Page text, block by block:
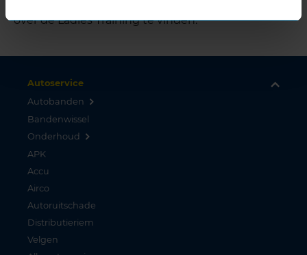
over de Ladies Training te vinden.
Autoservice
Autobanden
Bandenwissel
Onderhoud
APK
Accu
Airco
Autoruitschade
Distributieriem
Velgen